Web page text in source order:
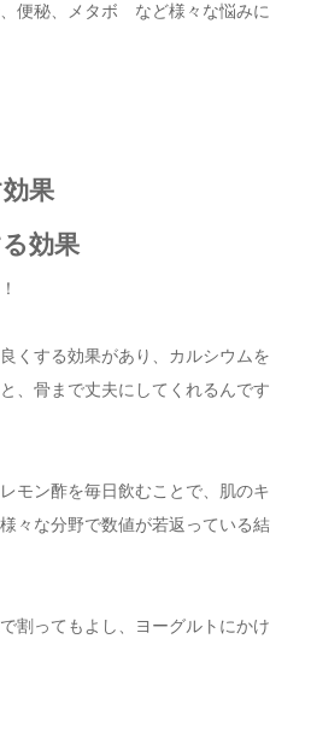
便秘、メタボ など様々な悩みに
効果
効果
くする効果があり、カルシウムを
、骨まで丈夫にしてくれるんです
モン酢を毎日飲むことで、肌のキ
々な分野で数値が若返っている結
割ってもよし、ヨーグルトにかけ